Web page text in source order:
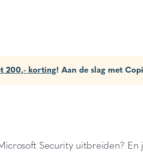
200,- korting! Aan de slag met
Security uitbreiden? En